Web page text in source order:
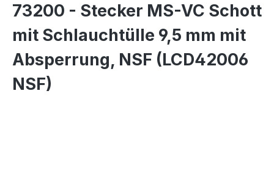
73200 - Stecker MS-VC Schott
mit Schlauchtülle 9,5 mm mit
Absperrung, NSF (LCD42006
NSF)